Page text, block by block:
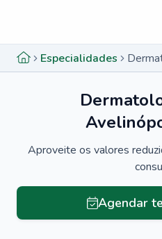
Especialidades
Aproveite os valores
Agendar